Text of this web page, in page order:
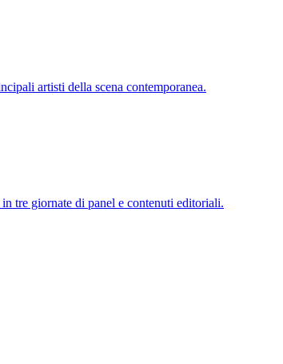
artisti della scena contemporanea.
tre giornate di panel e contenuti editoriali.